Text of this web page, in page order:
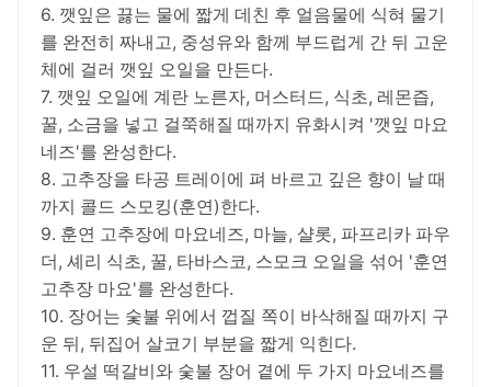
6. 깻잎은 끓는 물에 짧게 데친 후 얼음물에 식혀 물기
를 완전히 짜내고, 중성유와 함께 부드럽게 간 뒤 고운
체에 걸러 깻잎 오일을 만든다.
7. 깻잎 오일에 계란 노른자, 머스터드, 식초, 레몬즙,
꿀, 소금을 넣고 걸쭉해질 때까지 유화시켜 '깻잎 마요
네즈'를 완성한다.
8. 고추장을 타공 트레이에 펴 바르고 깊은 향이 날 때
까지 콜드 스모킹(훈연)한다.
9. 훈연 고추장에 마요네즈, 마늘, 샬롯, 파프리카 파우
더, 셰리 식초, 꿀, 타바스코, 스모크 오일을 섞어 '훈연
고추장 마요'를 완성한다.
10. 장어는 숯불 위에서 껍질 쪽이 바삭해질 때까지 구
운 뒤, 뒤집어 살코기 부분을 짧게 익힌다.
11. 우설 떡갈비와 숯불 장어 곁에 두 가지 마요네즈를